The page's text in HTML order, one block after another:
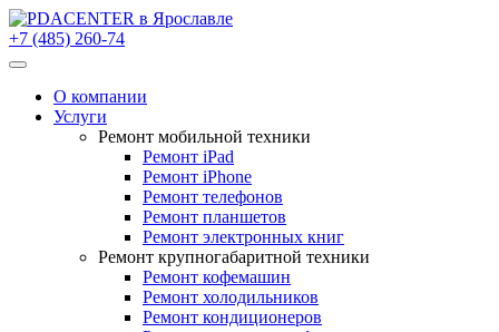
+7 (485) 260-74
О компании
Услуги
Ремонт мобильной техники
Ремонт iPad
Ремонт iPhone
Ремонт телефонов
Ремонт планшетов
Ремонт электронных книг
Ремонт крупногабаритной техники
Ремонт кофемашин
Ремонт холодильников
Ремонт кондиционеров